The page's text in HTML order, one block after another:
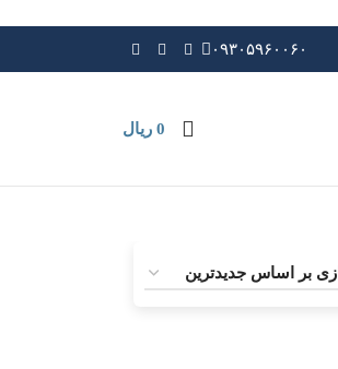
۰۹۳۰۵۹۶۰۰۶۰
0 ریال